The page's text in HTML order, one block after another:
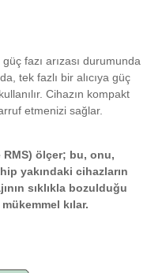
fazı arızası durumunda
tek fazlı bir alıcıya güç
Cihazın kompakt
etmenizi sağlar.
ölçer; bu, onu,
yakındaki cihazların
sıklıkla bozulduğu
kılar.